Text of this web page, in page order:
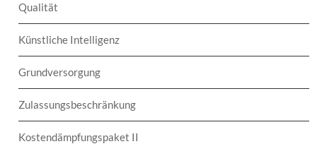
Qualität
Künstliche Intelligenz
Grundversorgung
Zulassungsbeschränkung
Kostendämpfungspaket II